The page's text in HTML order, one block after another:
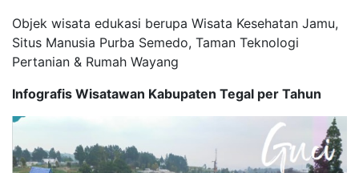
Objek wisata edukasi berupa Wisata Kesehatan Jamu,
Situs Manusia Purba Semedo, Taman Teknologi
Pertanian & Rumah Wayang
Infografis Wisatawan Kabupaten Tegal per Tahun